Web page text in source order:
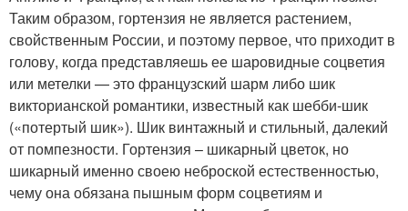
Таким образом, гортензия не является растением,
свойственным России, и поэтому первое, что приходит в
голову, когда представляешь ее шаровидные соцветия
или метелки — это французский шарм либо шик
викторианской романтики, известный как шебби-шик
(«потертый шик»). Шик винтажный и стильный, далекий
от помпезности. Гортензия – шикарный цветок, но
шикарный именно своею неброской естественностью,
чему она обязана пышным форм соцветиям и